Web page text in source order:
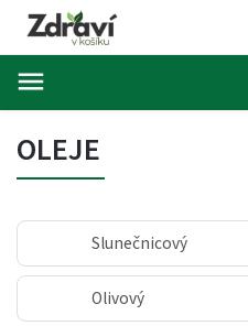
OLEJE
Slunečnicový
Olivový